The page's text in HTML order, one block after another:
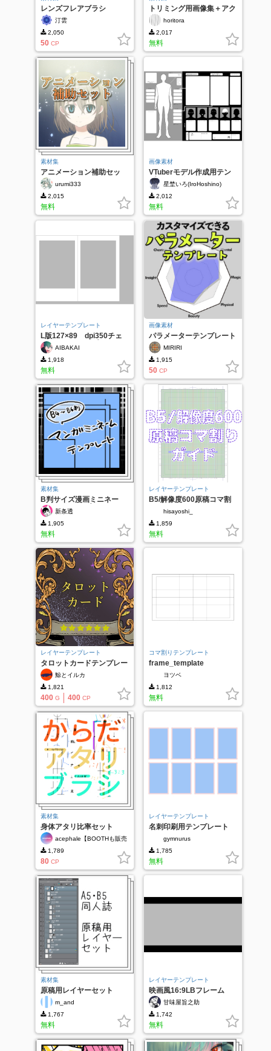
レンズフレアブラシ
汀雲
2,050
50 CP
トリミング用画像集＋アク
ションhoritora
2,017
無料
素材集
アニメーション補助セッ
ト ver．１
urumi333
2,015
無料
画像素材
VTuberモデル作成用テン
プレート(簡易版)
星埜いろ(IroHoshino)
2,012
無料
レイヤーテンプレート
L版127×89 dpi350チェ
キサイズネットプリント
AIBAKAI
1,918
無料
画像素材
パラメーターテンプレート
MIRIRI
1,915
50 CP
素材集
B判サイズ漫画ミニネー
ム 画像テンプレート
新条透
1,905
無料
レイヤーテンプレート
B5/解像度600原稿コマ割
りガイドhisayoshi_
1,859
無料
レイヤーテンプレート
タロットカードテンプレー
ト
鯨とイルカ
1,821
400 G 400 CP
コマ割りテンプレート
frame_template
ヨツベ
1,812
無料
素材集
身体アタリ比率セット
acephale【BOOTHも販売
中】
1,789
80 CP
レイヤーテンプレート
名刺印刷用テンプレート
gymnurus
1,785
無料
素材集
原稿用レイヤーセット
m_and
1,767
無料
レイヤーテンプレート
映画風16:9LBフレーム
甘味屋旨之助
1,742
無料